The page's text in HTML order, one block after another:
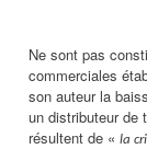
Ne sont pas
commerciales
son auteur la
un distributeur de
résultent de « la